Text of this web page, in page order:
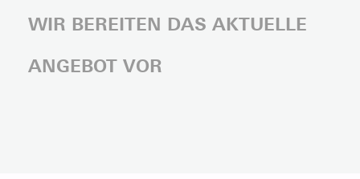
WIR BEREITEN DAS AKTUELLE
ANGEBOT VOR